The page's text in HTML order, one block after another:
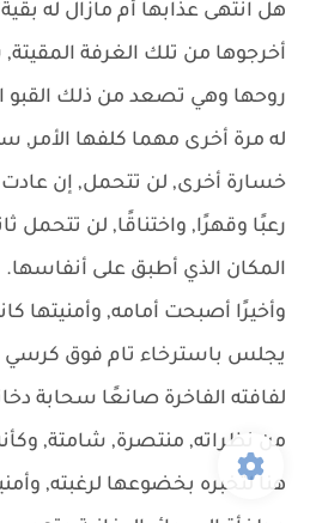
هل انتهى عذابها أم مازال له
أخرجوها من تلك الغرفة
روحها وهي تصعد من ذلك القبو
له مرة أخرى مهما كلفها
خسارة أخرى, لن تتحمل, إن
رعبًا وقهرًا, واختناقًا, لن تتحمل
المكان الذي أطبق على أنفاسها.
وأخيرًا أصبحت أمامه, وأمنيتها
يجلس باسترخاء تام فوق كرسي
لفافته الفاخرة صانعًا سحابة
من نظراته, منتصرة, شامتة,
هنا لتخبره بخضوعها لرغبته,